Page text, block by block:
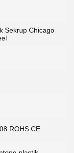
Sekrup Chicago
ROHS CE